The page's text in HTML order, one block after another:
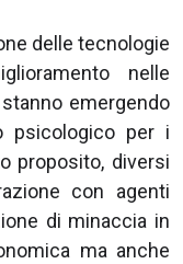
delle tecnologie
nelle
emergendo
psicologico per i
proposito, diversi
con agenti
di minaccia in
ma anche